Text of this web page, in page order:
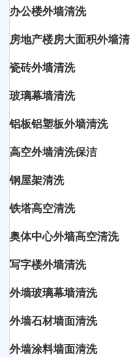
办公楼外墙清洗
房地产楼房大面积外墙清
瓷砖外墙清洗
玻璃幕墙清洗
铝板铝塑板外墙清洗
高空外墙清洗保洁
钢屋架清洗
铁塔高空清洗
奥体中心外墙高空清洗
写字楼外墙清洗
外墙玻璃幕墙清洗
外墙石材墙面清洗
外墙涂料墙面清洗